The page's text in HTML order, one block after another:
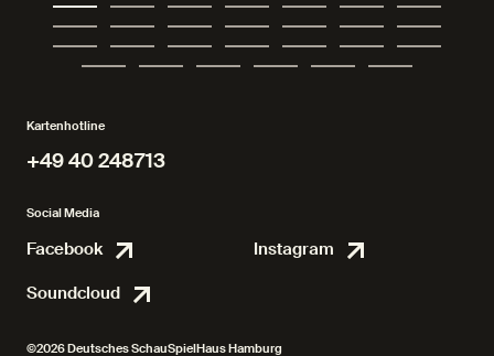
Kartenhotline
+49 40 248713
Social Media
Facebook FacebookInstagram
Soundcloud
©2026 Deutsches SchauSpielHaus Hamburg